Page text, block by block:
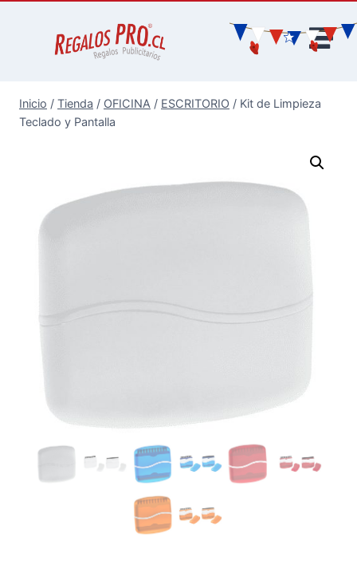
Inicio / Tienda / OFICINA / ESCRITORIO / Kit de Limpieza
Teclado y Pantalla